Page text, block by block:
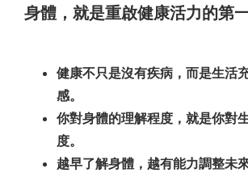
身體，就是重啟健康活力的第一
健康不只是沒有疾病，而是生活
感。
你對身體的理解程度，就是你對
度。
越早了解身體，越有能力調整未來